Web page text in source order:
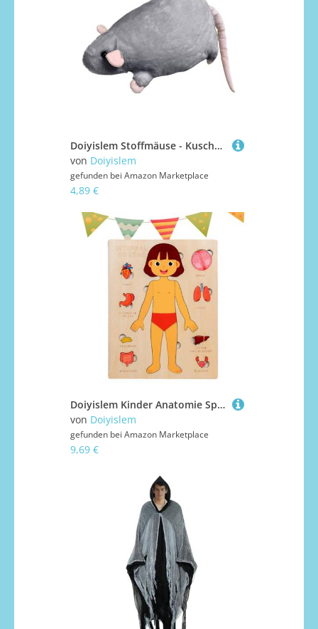
Doiyislem Stoffmäuse - Kuscheltier Puppe Weich - Plüsch Mäuse Puppe für Kinder zum Rollenspiel, Stressabbau, Feiern, Kinderzimmer & Wohnzimmer
von Doiyislem
gefunden bei Amazon Marketplace
4,89 €
Doiyislem Kinder Anatomie Spielzeug - Pädagogisches Holz Puzzle Vom Menschlichen Körper | Entwicklungsspielzeug Für Kinder Im Krankenhaus Für Mädchen Jugendliche Studenten Und Kleinkinder In
von Doiyislem
gefunden bei Amazon Marketplace
9,69 €